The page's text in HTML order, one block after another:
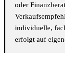
oder
individuelle,
erfolgt auf